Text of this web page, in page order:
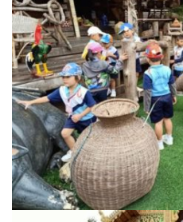
บ้านริมทุ่งรีสอร์ท
บ้านสวนศรีสุขโฮมสเตย์
บ้านฮิมนาปัว
บ้านไม้ปลายนา
ป.ปิ๊กโฮมสเตย์
ปรางค์ทองแมนชั่น